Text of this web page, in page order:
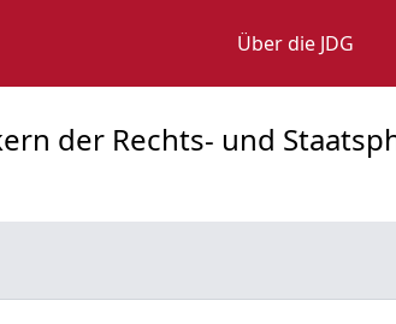
Über die JDG
der Rechts- und